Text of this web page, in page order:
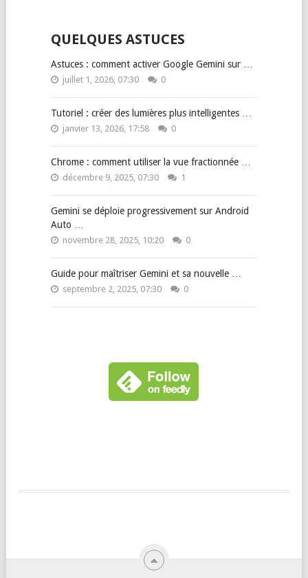
QUELQUES ASTUCES
Astuces : comment activer Google Gemini sur …
juillet 1, 2026, 07:30 0
Tutoriel : créer des lumières plus intelligentes …
janvier 13, 2026, 17:58 0
Chrome : comment utiliser la vue fractionnée …
décembre 9, 2025, 07:30 1
Gemini se déploie progressivement sur Android
Auto …
novembre 28, 2025, 10:20 0
Guide pour maîtriser Gemini et sa nouvelle …
septembre 2, 2025, 07:30 0